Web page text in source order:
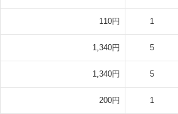
110円 1
1,340円 5
1,340円 5
200円 1